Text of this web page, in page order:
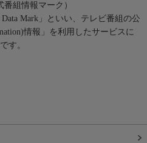
番組情報マーク）
Mark」といい、テレビ番組の公
情報」を利用したサービスに
す。